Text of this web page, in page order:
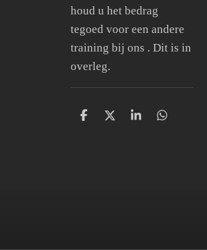
houd u het bedrag
tegoed voor een andere
training bij ons . Dit is in
overleg.
D
D
S
D